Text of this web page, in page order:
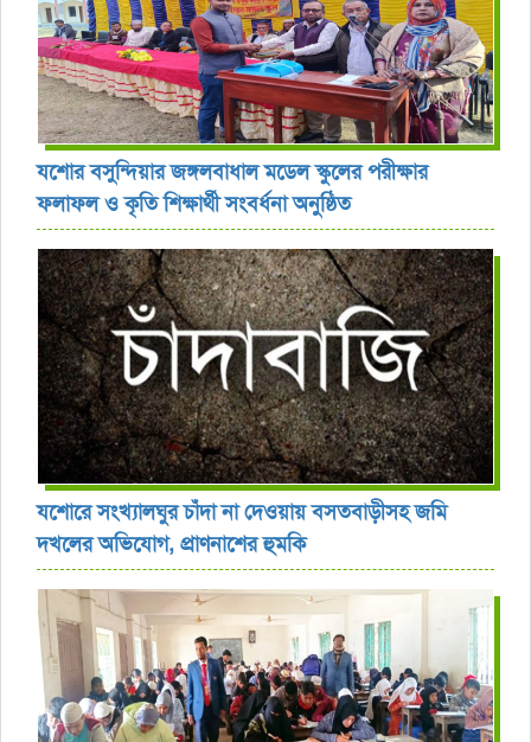
যশোর বসুন্দিয়ার জঙ্গলবাধাল মডেল স্কুলের পরীক্ষার
ফলাফল ও কৃতি শিক্ষার্থী সংবর্ধনা অনুষ্ঠিত
যশোরে সংখ্যালঘুর চাঁদা না দেওয়ায় বসতবাড়ীসহ জমি
দখলের অভিযোগ, প্রাণনাশের হুমকি